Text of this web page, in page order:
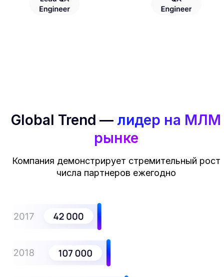
Global Trend — лидер на МЛМ
рынке
Компания демонстрирует стремительный рост
числа партнеров ежегодно